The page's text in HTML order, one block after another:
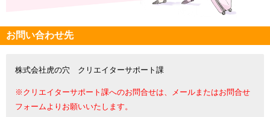
お問い合わせ先
株式会社虎の穴 クリエイターサポート課
※クリエイターサポート課へのお問合せは、メールまたはお問合せ
フォームよりお願いいたします。